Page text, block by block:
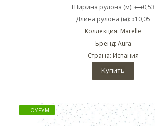
Ширина рулона (м): ⟷0,53
Длина рулона (м): ↕10,05
Коллекция: Marelle
Бренд: Aura
Страна: Испания
Купить
ШОУРУМ